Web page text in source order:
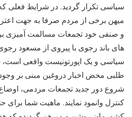
سیاسی تکرار گردید. در شرایط فعلی
میهن برخی از مردم صرفا به جهت
و صنفی خود تجمعات مسالمت آمیزی بر
های باند رجوی با پیروی از مسعود
سیاسی و یک اپورتونیست واقعی
طلبی محض اخبار دروغین مبنی بر
شروع دور جدید تجمعات مردمی،
کنترل وانمود نمایند. ماهیت شما